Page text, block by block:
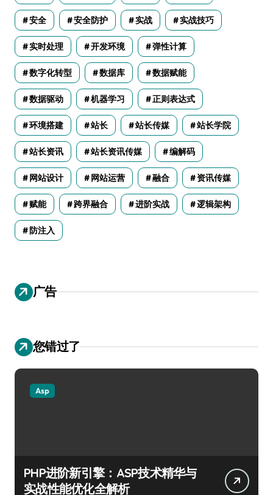
安全 安全防护 实战 实战技巧
实时处理 开发环境 弹性计算
数字化转型 数据库 数据赋能
数据驱动 机器学习 正则表达式
环境搭建 站长 站长传媒 站长学院
站长资讯 站长资讯传媒 编解码
网站设计 网站运营 融合 资讯传媒
赋能 跨界融合 进阶实战 逻辑架构
防注入
广告
您错过了
Asp
PHP进阶新引擎：ASP技术精华与
实战性能优化全解析